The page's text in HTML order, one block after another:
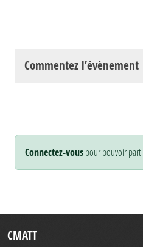
Commentez l’évènement
Connectez-vouspour pouvoir
CMATT